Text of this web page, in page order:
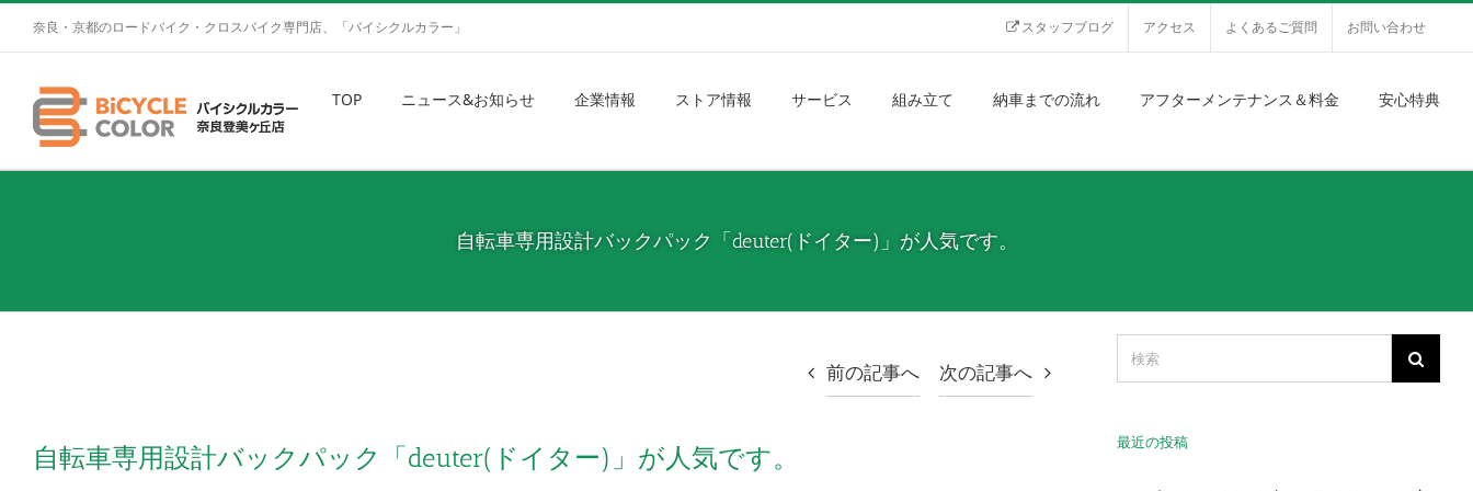
奈良・京都のロードバイク・クロスバイク専門店、「バイシクルカラー」 スタッフブログ アクセス よくあるご質問 お問い合わせ
TOP ニュース&お知らせ 企業情報 ストア情報 サービス 組み立て 納車までの流れ アフターメンテナンス＆料金 安心特典
自転車専用設計バックパック「deuter(ドイター)」が人気です。
前の記事へ 次の記事へ
自転車専用設計バックパック「deuter(ドイター)」が人気です。 最近の投稿